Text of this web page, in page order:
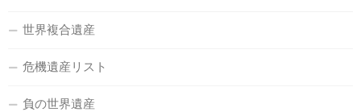
世界複合遺産
危機遺産リスト
負の世界遺産